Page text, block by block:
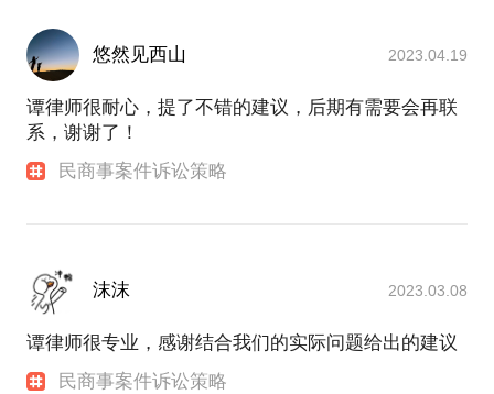
悠然见西山 2023.04.19
谭律师很耐心，提了不错的建议，后期有需要会再联
系，谢谢了！
民商事案件诉讼策略
沫沫 2023.03.08
谭律师很专业，感谢结合我们的实际问题给出的建议
民商事案件诉讼策略